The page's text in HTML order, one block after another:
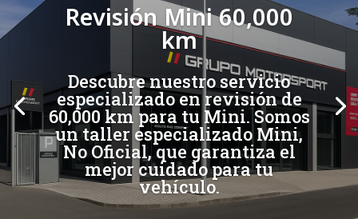
Revisión Mini 60,000
km
Descubre nuestro servicio
especializado en revisión de
60,000 km para tu Mini. Somos
un taller especializado Mini,
No Oficial, que garantiza el
mejor cuidado para tu
vehículo.